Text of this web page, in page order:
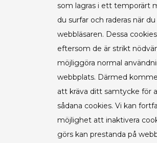
som lagras i ett temporärt
du surfar och raderas när
webbläsaren. Dessa
eftersom de är strikt
möjliggöra normal
webbplats. Därmed
att kräva ditt samtycke för
sådana cookies. Vi kan
möjlighet att inaktivera
görs kan prestanda på